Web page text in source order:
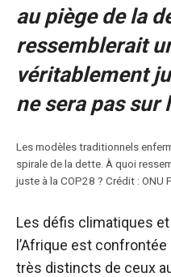
au piège de la
ressemblerait
véritablement
ne sera pas sur
Les modèles traditionnels
spirale de la dette. À quoi
juste à la COP28 ? Crédit : ONU
Les défis climatiques
l’Afrique est
très distincts de ceux